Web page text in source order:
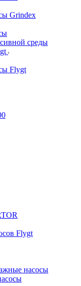
Grindex
среды
Flygt
Flygt
насосы